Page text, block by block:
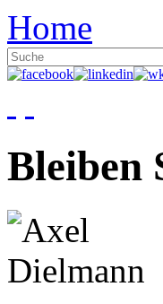
Home
Bleiben